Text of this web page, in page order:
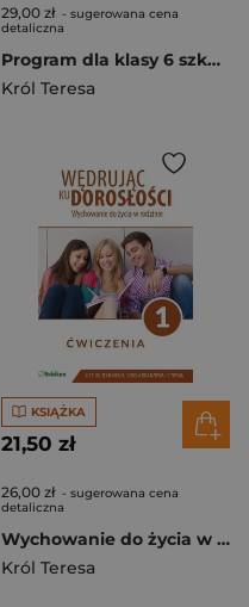
29,00 zł - sugerowana cena
detaliczna
Program dla klasy 6 szkoły podstawowej. Wędrując ku dorosłości. Wychowanie do życia w rodzinie
Król Teresa
KSIĄŻKA
21,50 zł
26,00 zł - sugerowana cena
detaliczna
Wychowanie do życia w rodzinie 1 Ćwiczenia Szkoła ponadpodstawowa i branżowa I stopnia
Król Teresa